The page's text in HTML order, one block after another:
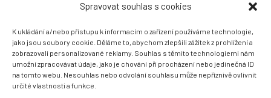
Spravovat souhlas s cookies
K ukládání a/nebo přístupu k informacím o zařízení používáme technologie,
jako jsou soubory cookie. Děláme to, abychom zlepšili zážitek z prohlížení a
zobrazovali personalizované reklamy. Souhlas s těmito technologiemi nám
umožní zpracovávat údaje, jako je chování při procházení nebo jedinečná ID
na tomto webu. Nesouhlas nebo odvolání souhlasu může nepříznivě ovlivnit
určité vlastnosti a funkce.
LINGUA UNIVERSAL soukromá základní škola a mateřská škola
s.r.o.
Sovova 2
412 01 Litoměřice